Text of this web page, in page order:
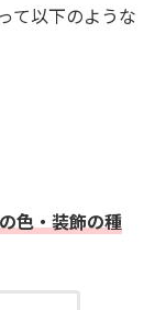
て以下のような
色・装飾の種